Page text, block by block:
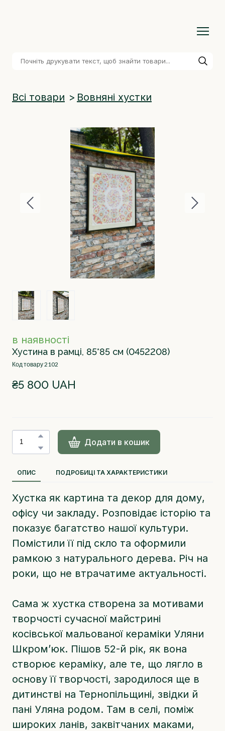
Всі товари Вовняні хустки
в наявності
Хустина в рамці, 85*85 см (0452208)
Код товару 2102
₴5 800 UAH
Додати в кошик
ОПИС ПОДРОБИЦІ ТА ХАРАКТЕРИСТИКИ
Хустка як картина та декор для дому,
офісу чи закладу. Розповідає історію та
показує багатство нашої культури.
Помістили її під скло та оформили
рамкою з натурального дерева. Річ на
роки, що не втрачатиме актуальності.
Сама ж хустка створена за мотивами
творчості сучасної майстрині
косівської мальованої кераміки Уляни
Шкром’юк. Пішов 52-й рік, як вона
створює кераміку, але те, що лягло в
основу її творчості, зародилося ще в
дитинстві на Тернопільщині, звідки й
пані Уляна родом. Там в селі, поміж
широких ланів, заквітчаних маками,